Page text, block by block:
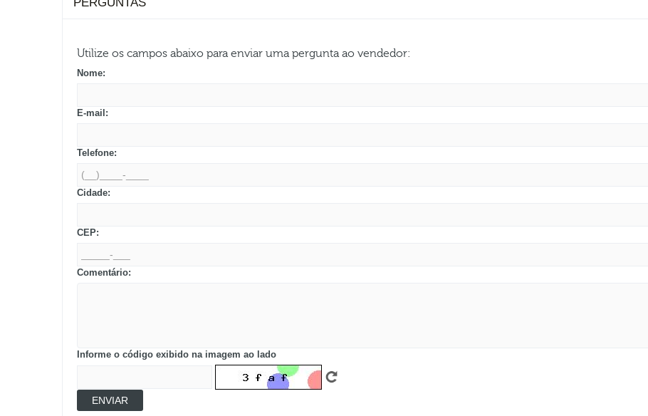
Utilize os campos abaixo para enviar uma pergunta ao vendedor:
Nome:
E-mail:
Telefone:
Cidade:
CEP:
Comentário:
Informe o código exibido na imagem ao lado
ENVIAR